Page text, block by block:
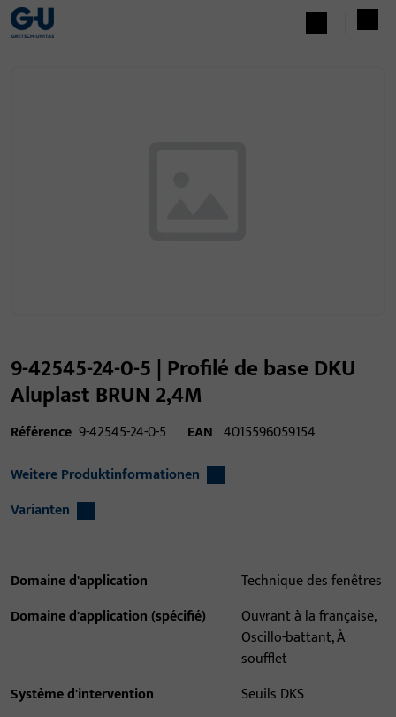
9-42545-24-0-5 | Profilé de base DKU
Aluplast BRUN 2,4M
Référence 9-42545-24-0-5 EAN 4015596059154
Weitere Produktinformationen
Varianten
Domaine d'application
Technique des fenêtres
Domaine d'application (spécifié)
Ouvrant à la française,
Oscillo-battant, À
soufflet
Système d'intervention
Seuils DKS